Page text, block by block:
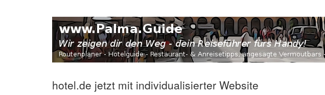
hotel.de jetzt mit individualisierter Website